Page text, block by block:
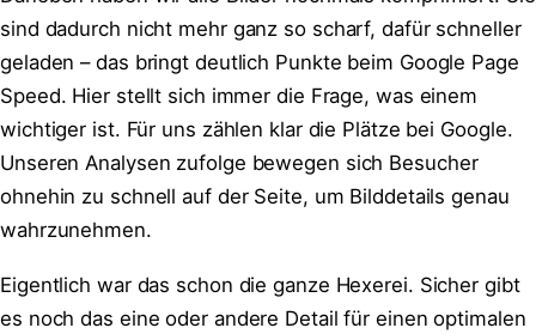
sind dadurch nicht mehr ganz so scharf, dafür schneller
geladen – das bringt deutlich Punkte beim Google Page
Speed. Hier stellt sich immer die Frage, was einem
wichtiger ist. Für uns zählen klar die Plätze bei Google.
Unseren Analysen zufolge bewegen sich Besucher
ohnehin zu schnell auf der Seite, um Bilddetails genau
wahrzunehmen.
Eigentlich war das schon die ganze Hexerei. Sicher gibt
es noch das eine oder andere Detail für einen optimalen